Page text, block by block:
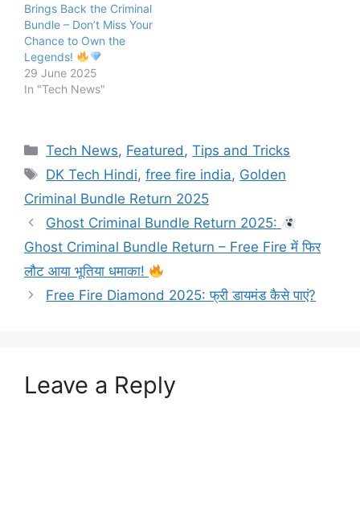
Brings Back the Criminal
Bundle – Don’t Miss Your
Chance to Own the
Legends!
29 June 2025
In "Tech News"
Categories
Tech News, Featured ,Tips and Tricks
Tags
DK Tech Hindi,free fire india, Golden
Criminal Bundle Return 2025
Ghost Criminal Bundle Return 2025:
Ghost Criminal Bundle Return – Free Fire में फिर
लौट आया भूतिया धमाका!
Free Fire Diamond 2025: फ्री डायमंड कैसे पाएं?
Leave a Reply